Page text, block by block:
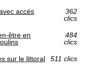
accès
362
clics
être en
484
clics
sur le littoral
511 clics